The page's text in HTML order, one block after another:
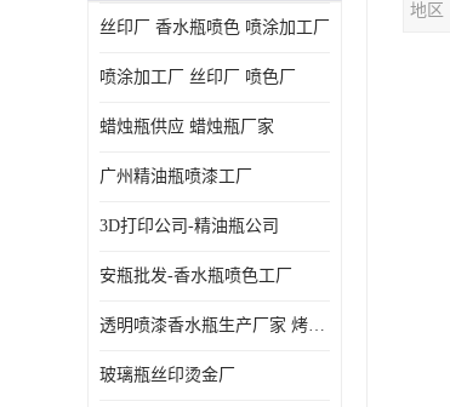
丝印厂 香水瓶喷色 喷涂加工厂
喷涂加工厂 丝印厂 喷色厂
蜡烛瓶供应 蜡烛瓶厂家
广州精油瓶喷漆工厂
3D打印公司-精油瓶公司
安瓶批发-香水瓶喷色工厂
透明喷漆香水瓶生产厂家 烤漆抛光香水瓶厂家
玻璃瓶丝印烫金厂
地区